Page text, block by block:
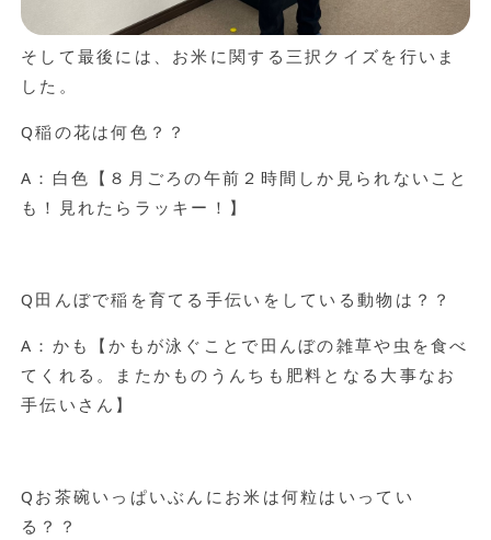
そして最後には、お米に関する三択クイズを行いま
した。
Q稲の花は何色？？
A：白色【８月ごろの午前２時間しか見られないこと
も！見れたらラッキー！】
Q田んぼで稲を育てる手伝いをしている動物は？？
A：かも【かもが泳ぐことで田んぼの雑草や虫を食べ
てくれる。またかものうんちも肥料となる大事なお
手伝いさん】
Qお茶碗いっぱいぶんにお米は何粒はいってい
る？？